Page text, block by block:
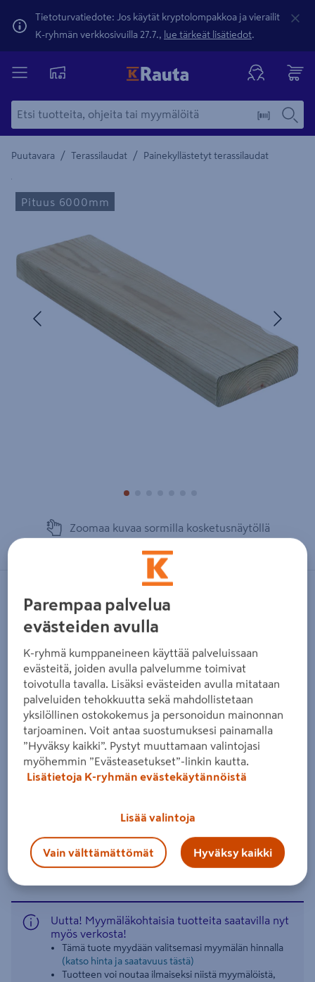
Tietoturvatiedote: Jos käytät kryptolompakkoa ja vierailit
K-ryhmän verkkosivuilla 27.7., lue tärkeät lisätiedot.
Puutavara / Terassilaudat / Painekyllästetyt terassilaudat
Yksityiskohtainen kuvaus löytyy Tuotteen kuvaus -
Edellinen
Pituus 6000mm
Zoomaa kuvaa sormilla kosketusnäytöllä
Terassilauta kestopuu sileä AB-
Tuotenumero :502044468 EAN-koodi:6438313516613
Kestopuu kestää vaativiakin sääolosuhteita. AB-luokan
terassilautaa voi käyttää maapinnan yläpuolisiin
rakenteisiin. Saatavana sileänä tai uritettuna. Neliöhinta
on laskettu 6 mm asennusraolla.
Lue koko tuotekuvaus
Katso liitetiedostot
Uutta! Myymäläkohtaisia tuotteita saatavilla nyt
myös verkosta!
Tämä tuote myydään valitsemasi myymälän hinnalla
(katso hinta ja saatavuus tästä)
Tuotteen voi noutaa ilmaiseksi niistä myymälöistä,
Parempaa palvelua
evästeiden avulla
K-ryhmä kumppaneineen käyttää palveluissaan
evästeitä, joiden avulla palvelumme toimivat
toivotulla tavalla. Lisäksi evästeiden avulla mitataan
palveluiden tehokkuutta sekä mahdollistetaan
yksilöllinen ostokokemus ja personoidun mainonnan
tarjoaminen. Voit antaa suostumuksesi painamalla
”Hyväksy kaikki”. Pystyt muuttamaan valintojasi
myöhemmin ”Evästeasetukset”-linkin kautta.
Lisätietoja K-ryhmän evästekäytännöistä
Lisää valintoja
Vain välttämättömät Hyväksy kaikki